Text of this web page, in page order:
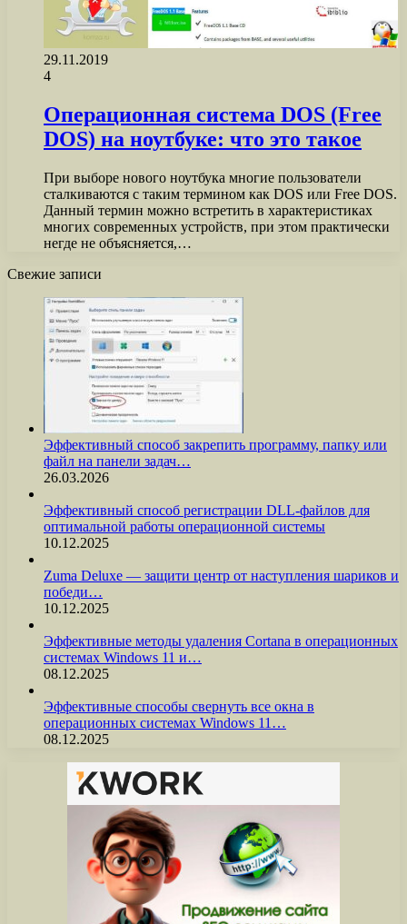
29.11.2019
4
Операционная система DOS (Free
DOS) на ноутбуке: что это такое
При выборе нового ноутбука многие пользователи
сталкиваются с таким термином как DOS или Free DOS.
Данный термин можно встретить в характеристиках
многих современных устройств, при этом практически
негде не объясняется,…
Свежие записи
Эффективный способ закрепить программу, папку или
файл на панели задач…
26.03.2026
Эффективный способ регистрации DLL-файлов для
оптимальной работы операционной системы
10.12.2025
Zuma Deluxe — защити центр от наступления шариков и
победи…
10.12.2025
Эффективные методы удаления Cortana в операционных
системах Windows 11 и…
08.12.2025
Эффективные способы свернуть все окна в
операционных системах Windows 11…
08.12.2025